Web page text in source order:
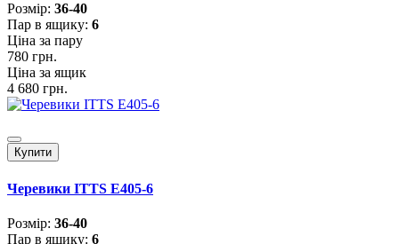
Розмiр: 36-40
Пар в ящику: 6
Ціна за пару
780 грн.
Ціна за ящик
4 680 грн.
Купити
Черевики ITTS E405-6
Розмiр: 36-40
Пар в ящику: 6